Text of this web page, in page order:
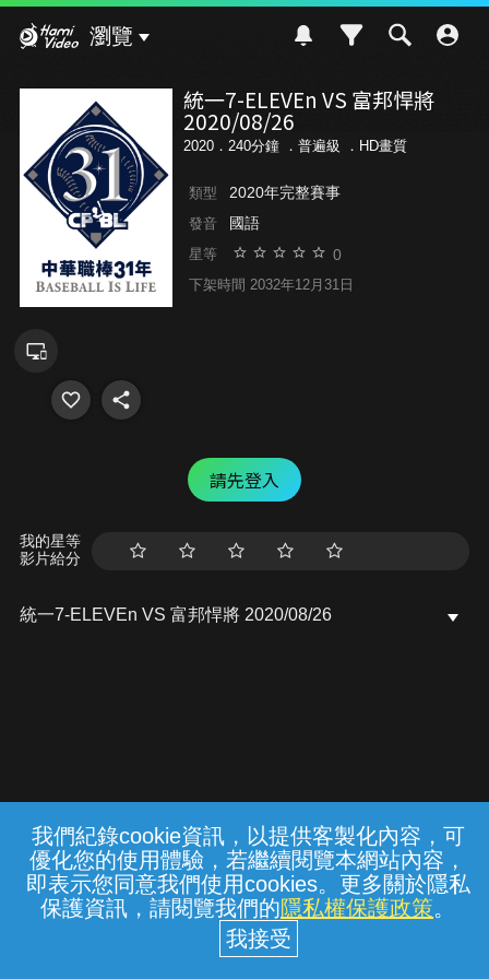
我們紀錄cookie資訊，以提供客製化內容，可
優化您的使用體驗，若繼續閱覽本網站內容，
即表示您同意我們使用cookies。更多關於隱私
保護資訊，請閱覽我們的隱私權保護政策。
瀏覽
統一7-ELEVEn VS 富邦悍將
2020/08/26
2020．240分鐘 ． 普遍級 ．HD畫質
類型 2020年完整賽事
發音 國語
星等 0
下架時間 2032年12月31日
請先登入
我的星等
影片給分
統一7-ELEVEn VS 富邦悍將 2020/08/26
常見問題 線上客服 服務條款 隱私權保護
中華電信股份有限公司個人家庭分公司
(統一編號：96979949) © 2026
{{notifyMsg}}